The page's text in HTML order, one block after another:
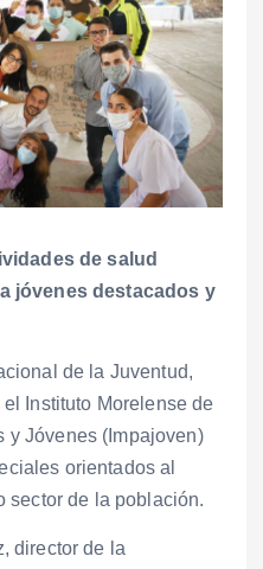
de salud
jóvenes destacados y
de la Juventud,
Instituto Morelense de
y Jóvenes (Impajoven)
orientados al
sector de la población.
director de la